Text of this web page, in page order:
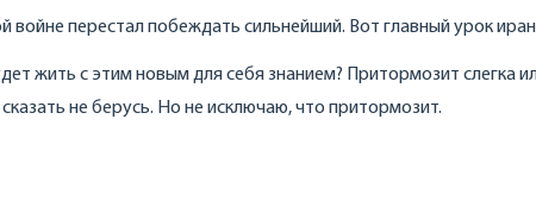
войне перестал побеждать сильнейший. Вот главный урок
жить с этим новым для себя знанием? Притормозит слегка
не берусь. Но не исключаю, что притормозит.